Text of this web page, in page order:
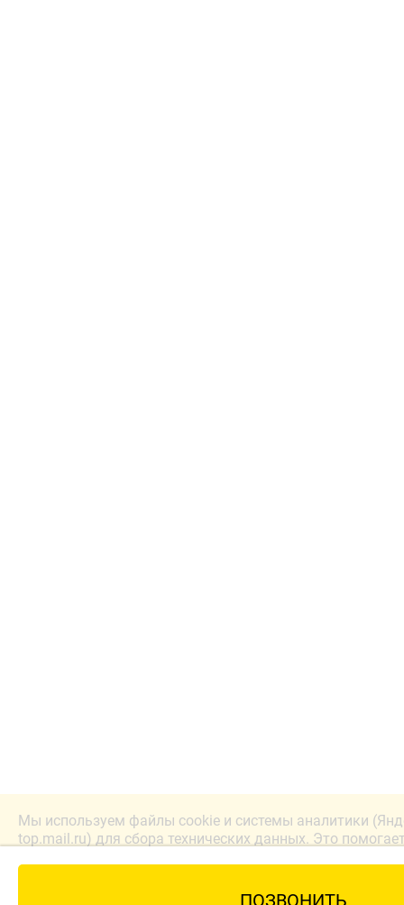
Мы используем файлы cookie и системы аналитики
top.mail.ru) для сбора технических данных. Это
ПОЗВОНИТЬ